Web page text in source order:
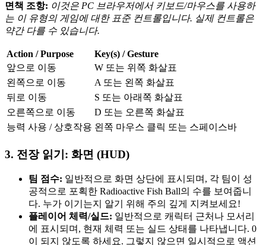
면책 조항: 이것은 PC 브라우저에서 키보드/마우스를 사용하
는 이 유형의 게임에 대한 표준 컨트롤입니다. 실제 컨트롤은
약간 다를 수 있습니다.
Action / Purpose
Key(s) / Gesture
앞으로 이동
W 또는 위쪽 화살표
왼쪽으로 이동
A 또는 왼쪽 화살표
뒤로 이동
S 또는 아래쪽 화살표
오른쪽으로 이동
D 또는 오른쪽 화살표
능력 사용 / 상호작용 왼쪽 마우스 클릭 또는 스페이스바
3. 전장 읽기: 화면 (HUD)
팀 점수: 일반적으로 화면 상단에 표시되며, 각 팀이 성
공적으로 포획한 Radioactive Fish Ball의 수를 보여줍니
다. 누가 이기는지 알기 위해 주의 깊게 지켜보세요!
플레이어 체력/실드: 일반적으로 캐릭터 근처나 모서리
에 표시되며, 현재 체력 또는 실드 상태를 나타냅니다. 0
이 되지 않도록 하세요. 그렇지 않으면 일시적으로 액션